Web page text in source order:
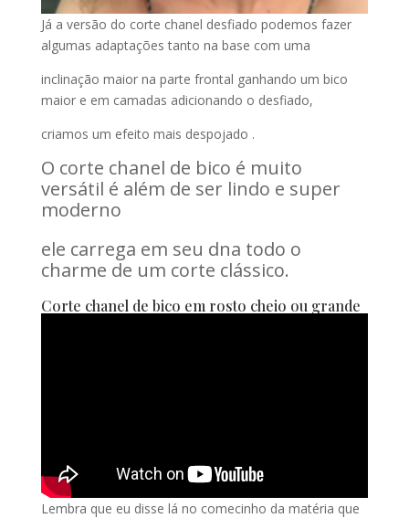
Já a versão do corte chanel desfiado podemos fazer
algumas adaptações tanto na base com uma
inclinação maior na parte frontal ganhando um bico
maior e em camadas adicionando o desfiado,
criamos um efeito mais despojado .
O corte chanel de bico é muito
versátil é além de ser lindo e super
moderno
ele carrega em seu dna todo o
charme de um corte clássico.
Corte chanel de bico em rosto cheio ou grande
Lembra que eu disse lá no comecinho da matéria que